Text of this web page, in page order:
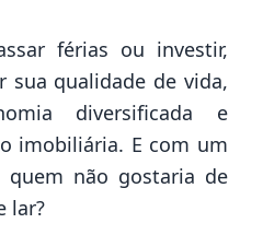
férias ou investir,
sua qualidade de vida,
diversificada e
imobiliária. E com um
não gostaria de
lar?